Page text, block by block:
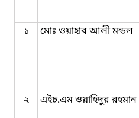
১ মোঃ ওয়াহাব আলী মন্ডল
২ এইচ.এম ওয়াহিদুর রহমান